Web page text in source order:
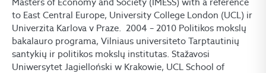
to East Central Europe, University College London (UCL) ir
Univerzita Karlova v Praze. 2004 – 2010 Politikos mokslų
bakalauro programa, Vilniaus universiteto Tarptautinių
santykių ir politikos mokslų institutas. Stažavosi
Uniwersytet Jagielloński w Krakowie, UCL School of